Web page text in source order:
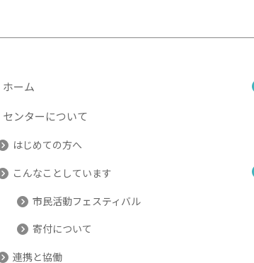
ホーム
センターについて
はじめての方へ
こんなことしています
市民活動フェスティバル
寄付について
連携と協働